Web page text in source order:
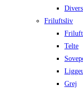
Friluftsliv
Telte
Grej